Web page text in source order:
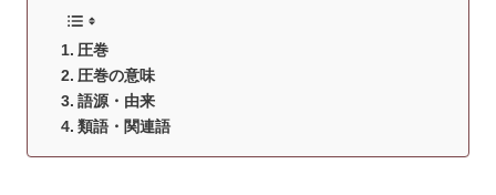
圧巻
圧巻の意味
語源・由来
類語・関連語